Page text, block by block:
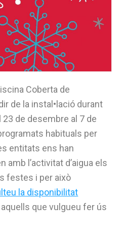
Coberta de
de la instal•lació durant
de desembre al 7 de
habituals per
entitats ens han
l’activitat d’aigua els
festes i per això
la disponibilitat
que vulgueu fer ús